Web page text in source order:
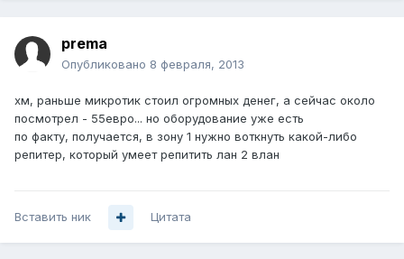
prema
Опубликовано 8 февраля, 2013
хм, раньше микротик стоил огромных денег, а сейчас около
посмотрел - 55евро... но оборудование уже есть
по факту, получается, в зону 1 нужно воткнуть какой-либо
репитер, который умеет репитить лан 2 влан
Вставить ник Цитата